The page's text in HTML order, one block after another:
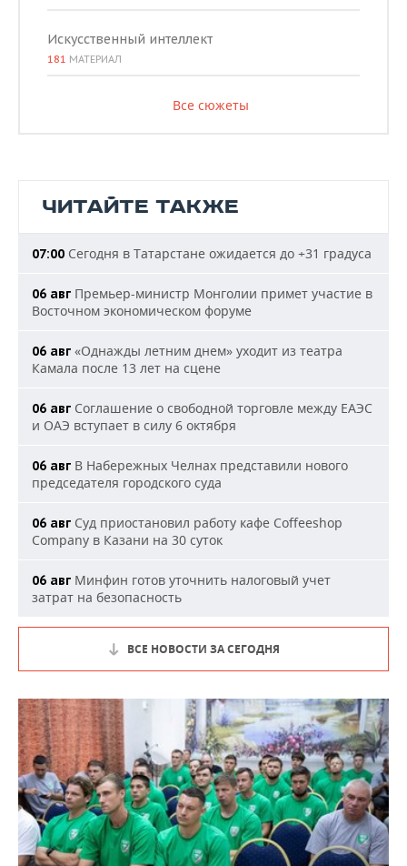
Искусственный интеллект
181 МАТЕРИАЛ
Все сюжеты
ЧИТАЙТЕ ТАКЖЕ
07:00 Сегодня в Татарстане ожидается до +31 градуса
06 авг Премьер-министр Монголии примет участие в
Восточном экономическом форуме
06 авг «Однажды летним днем» уходит из театра
Камала после 13 лет на сцене
06 авг Соглашение о свободной торговле между ЕАЭС
и ОАЭ вступает в силу 6 октября
06 авг В Набережных Челнах представили нового
председателя городского суда
06 авг Суд приостановил работу кафе Coffeeshop
Company в Казани на 30 суток
06 авг Минфин готов уточнить налоговый учет
затрат на безопасность
ВСЕ НОВОСТИ ЗА СЕГОДНЯ